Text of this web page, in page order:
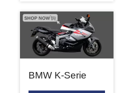
BMW K-Serie